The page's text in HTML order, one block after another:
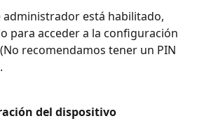
administrador está habilitado,
para acceder a la configuración
recomendamos tener un PIN
del dispositivo